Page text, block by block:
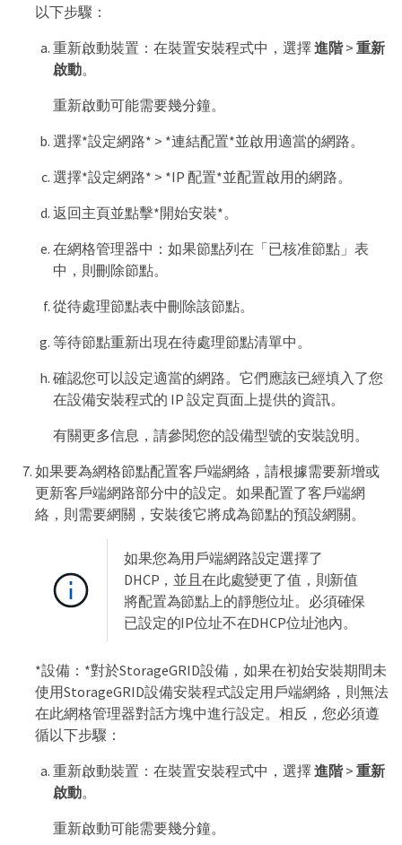
以下步驟：
重新啟動裝置：在裝置安裝程式中，選擇進階> 重新
啟動。
重新啟動可能需要幾分鐘。
選擇*設定網路* > *連結配置*並啟用適當的網路。
選擇*設定網路* > *IP 配置*並配置啟用的網路。
返回主頁並點擊*開始安裝*。
在網格管理器中：如果節點列在「已核准節點」表
中，則刪除節點。
從待處理節點表中刪除該節點。
等待節點重新出現在待處理節點清單中。
確認您可以設定適當的網路。它們應該已經填入了您
在設備安裝程式的 IP 設定頁面上提供的資訊。
有關更多信息，請參閱您的設備型號的安裝說明。
如果要為網格節點配置客戶端網絡，請根據需要新增或
更新客戶端網路部分中的設定。如果配置了客戶端網
絡，則需要網關，安裝後它將成為節點的預設網關。
如果您為用戶端網路設定選擇了
DHCP，並且在此處變更了值，則新值
將配置為節點上的靜態位址。必須確保
已設定的IP位址不在DHCP位址池內。
*設備：*對於StorageGRID設備，如果在初始安裝期間未
使用StorageGRID設備安裝程式設定用戶端網絡，則無法
在此網格管理器對話方塊中進行設定。相反，您必須遵
循以下步驟：
重新啟動裝置：在裝置安裝程式中，選擇進階> 重新
啟動。
重新啟動可能需要幾分鐘。